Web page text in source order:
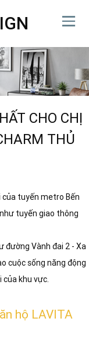
CHO CHỊ
THỦ
của tuyến metro Bến
tuyến giao thông
đường Vành đai 2 - Xa
cuộc sống năng động
khu vực.
hộ LAVITA